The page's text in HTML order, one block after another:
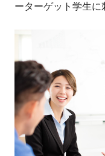
ーターゲット学生